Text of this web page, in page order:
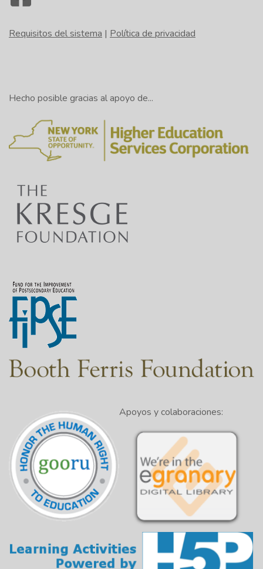
Requisitos del sistema | Política de privacidad
Hecho posible gracias al apoyo de...
Apoyos y colaboraciones: